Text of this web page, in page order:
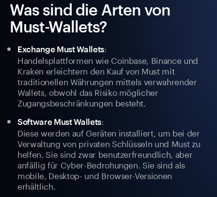
Was sind die Arten von
Must-Wallets?
Exchange Must Wallets:
Handelsplattformen wie Coinbase, Binance und
Kraken erleichtern den Kauf von Must mit
traditionellen Währungen mittels verwahrender
Wallets, obwohl das Risiko möglicher
Zugangsbeschränkungen besteht.
Software Must Wallets:
Diese werden auf Geräten installiert, um bei der
Verwaltung von privaten Schlüsseln und Must zu
helfen. Sie sind zwar benutzerfreundlich, aber
anfällig für Cyber-Bedrohungen. Sie sind als
mobile, Desktop- und Browser-Versionen
erhältlich.